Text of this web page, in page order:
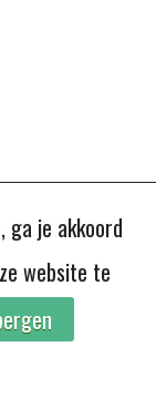
ga je akkoord
website te